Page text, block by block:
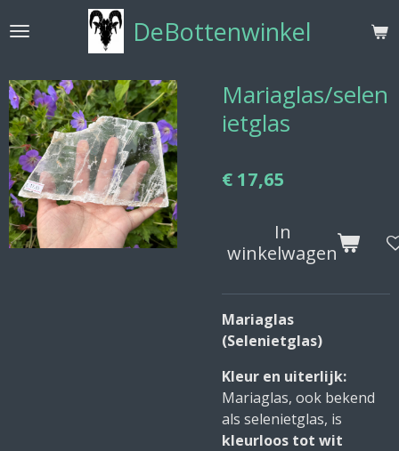
direct
de
hoofdinhoud
DeBottenwinkel
Mariaglas/selen
ietglas
€ 17,65
In
winkelwagen
Mariaglas
(Selenietglas)
Kleur en uiterlijk:
Mariaglas, ook bekend
als selenietglas, is
kleurloos tot wit